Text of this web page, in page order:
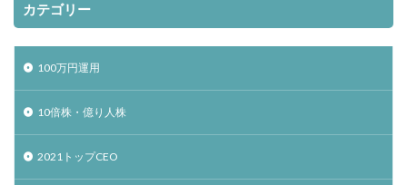
カテゴリー
100万円運用
10倍株・億り人株
2021トップCEO